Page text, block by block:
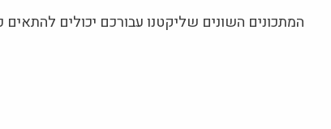
המתכונים השונים שליקטנו עבורכם יכולים